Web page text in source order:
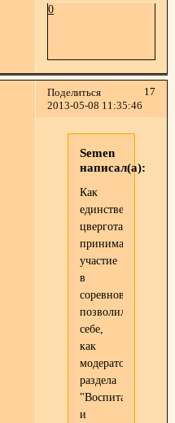
0
Поделиться
17
2013-05-08 11:35:46
Semen
написал(а):
Как
единственного
цверготанцора,
принимавшего
участие
в
соревнованиях,
позволил
себе,
как
модератор
раздела
"Воспитание
и